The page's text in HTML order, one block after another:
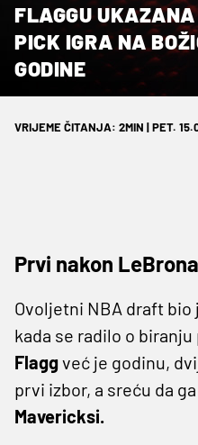
FLAGGU
PICK IGRA NA
GODINE
VRIJEME ČITANJA: 2MIN | PET.
Prvi nakon
Ovoljetni NBA draft
kada se radilo o
Flaggveć je godinu,
prvi izbor, a sreću da
Mavericksi.